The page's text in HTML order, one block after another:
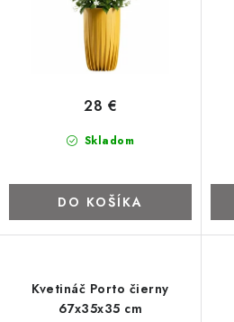
KVETINÁČE
DETSKÝ NÁBYTOK
NOČNÉ STOLÍKY
POSTELE
Skladom
28 €
DO KOŠÍKA
Kvetináč Porto čierny
67x35x35 cm